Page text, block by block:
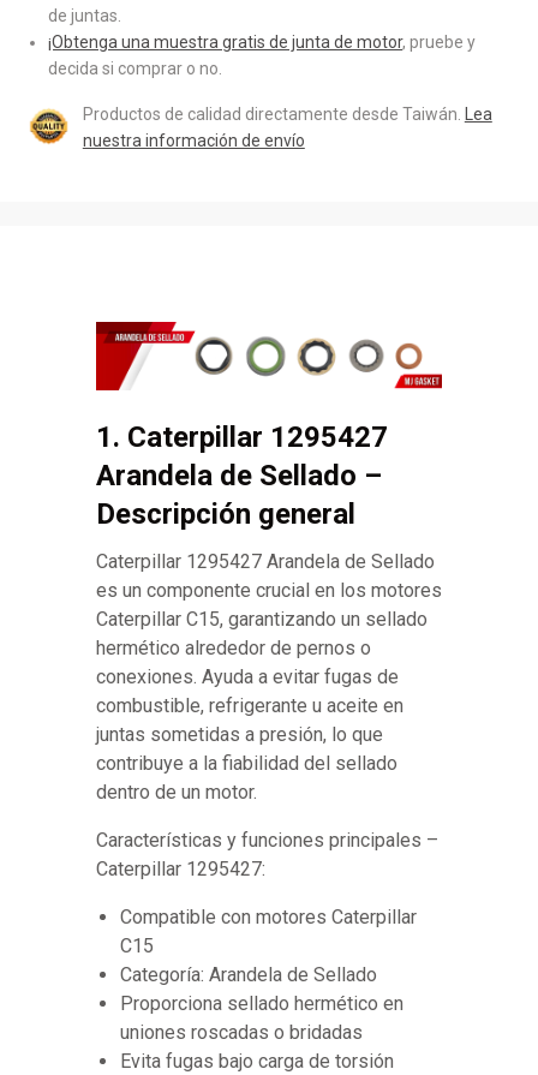
de juntas.
¡Obtenga una muestra gratis de junta de motor, pruebe y
decida si comprar o no.
Productos de calidad directamente desde Taiwán.
Lea
nuestra información de envío
1. Caterpillar 1295427
Arandela de Sellado –
Descripción general
Caterpillar 1295427 Arandela de Sellado
es un componente crucial en los motores
Caterpillar C15, garantizando un sellado
hermético alrededor de pernos o
conexiones. Ayuda a evitar fugas de
combustible, refrigerante u aceite en
juntas sometidas a presión, lo que
contribuye a la fiabilidad del sellado
dentro de un motor.
Características y funciones principales –
Caterpillar 1295427:
Compatible con motores Caterpillar
C15
Categoría: Arandela de Sellado
Proporciona sellado hermético en
uniones roscadas o bridadas
Evita fugas bajo carga de torsión